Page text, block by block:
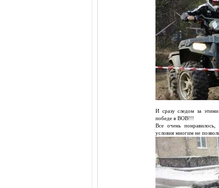
И сразу следом за
победе в ВОВ!!!
Все очень понравилось,
условия многим не